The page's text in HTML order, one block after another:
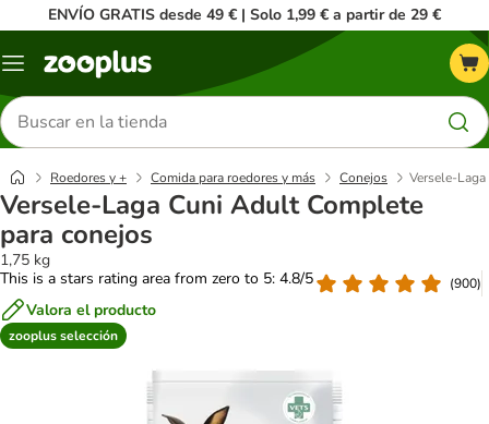
ENVÍO GRATIS desde 49 € | Solo 1,99 € a partir de 29 €
Menú
Buscar
productos
Roedores y + Comida para roedores y más Conejos Versele-
Versele-Laga Cuni Adult Complete
para conejos
1,75 kg
This is a stars rating area from zero to 5: 4.8/5
(900)
Valora el producto
zooplus selección